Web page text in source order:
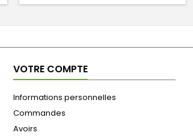
VOTRE COMPTE
Informations personnelles
Commandes
Avoirs